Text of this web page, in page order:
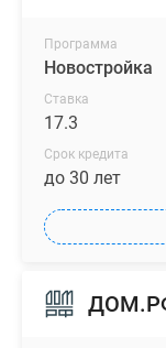
Программа
Новостройка
Ставка
17.3
Срок кредита
до 30 лет